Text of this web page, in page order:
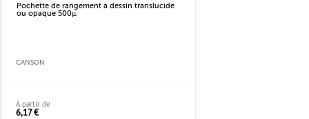
Pochette de rangement à dessin translucide
ou opaque 500µ.
CANSON
À partir de
6,17 €